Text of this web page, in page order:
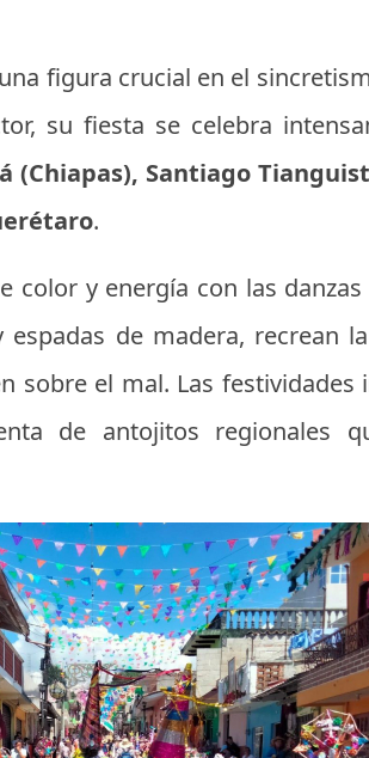
figura crucial en el
su fiesta se celebra
(Chiapas), Santiago
.
color y energía con las
de madera, recrean
sobre el mal. Las festividades
de antojitos regionales